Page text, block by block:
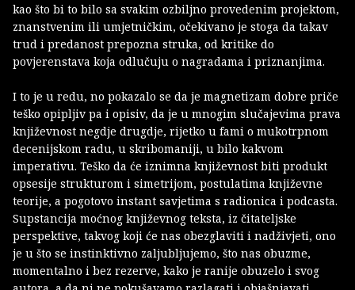
kao što bi to bilo sa svakim ozbiljno provedenim projektom,
znanstvenim ili umjetničkim, očekivano je stoga da takav
trud i predanost prepozna struka, od kritike do
povjerenstava koja odlučuju o nagradama i priznanjima.
I to je u redu, no pokazalo se da je magnetizam dobre priče
teško opipljiv pa i opisiv, da je u mnogim slučajevima prava
književnost negdje drugdje, rijetko u fami o mukotrpnom
decenijskom radu, u skribomaniji, u bilo kakvom
imperativu. Teško da će iznimna književnost biti produkt
opsesije strukturom i simetrijom, postulatima književne
teorije, a pogotovo instant savjetima s radionica i podcasta.
Supstancija moćnog književnog teksta, iz čitateljske
perspektive, takvog koji će nas obezglaviti i nadživjeti, ono
je u što se instinktivno zaljubljujemo, što nas obuzme,
momentalno i bez rezerve, kako je ranije obuzelo i svog